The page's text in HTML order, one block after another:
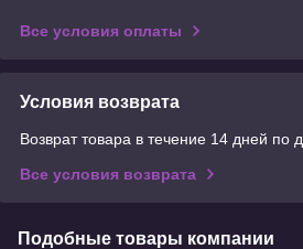
Все условия оплаты
Условия возврата
Возврат товара в течение 14 дней по
Все условия возврата
Подобные товары компании